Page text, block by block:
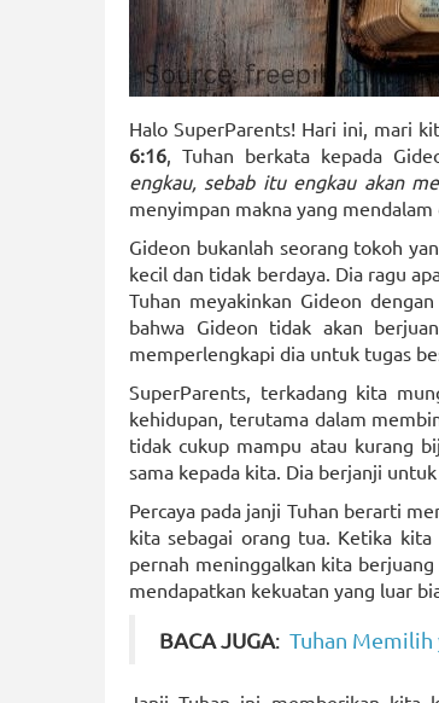
Halo SuperParents! Hari ini, mari
6:16, Tuhan berkata kepada
engkau, sebab itu engkau akan
menyimpan makna yang
Gideon bukanlah seorang tokoh
kecil dan tidak berdaya. Dia ragu
Tuhan meyakinkan Gideon
bahwa Gideon tidak akan
memperlengkapi dia untuk tugas
SuperParents, terkadang kita
kehidupan, terutama dalam
tidak cukup mampu atau kurang
sama kepada kita. Dia berjanji
Percaya pada janji Tuhan berarti
kita sebagai orang tua. Ketika
pernah meninggalkan kita
mendapatkan kekuatan yang luar
BACA JUGA: Tuhan Memilih